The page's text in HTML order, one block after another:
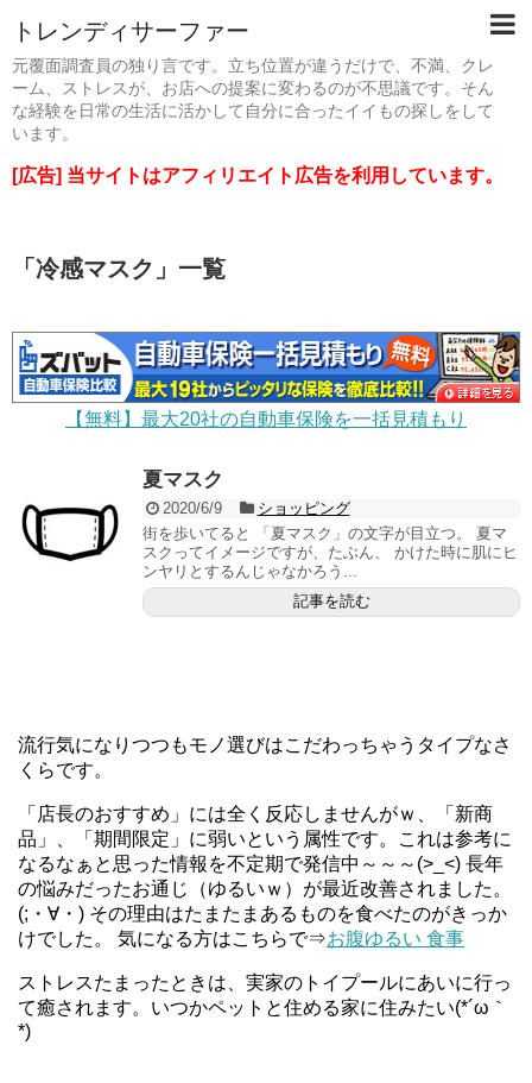
トレンディサーファー
元覆面調査員の独り言です。立ち位置が違うだけで、不満、クレ
ーム、ストレスが、お店への提案に変わるのが不思議です。そん
な経験を日常の生活に活かして自分に合ったイイもの探しをして
います。
[広告] 当サイトはアフィリエイト広告を利用しています。
「 冷感マスク 」 一覧
【無料】最大20社の自動車保険を一括見積もり
夏マスク
2020/6/9
ショッピング
街を歩いてると 「夏マスク」の文字が目立つ。 夏マ
スクってイメージですが、たぶん、 かけた時に肌にヒ
ンヤリとするんじゃなかろう...
記事を読む
流行気になりつつもモノ選びはこだわっちゃうタイプなさ
くらです。
「店長のおすすめ」には全く反応しませんがｗ、「新商
品」、「期間限定」に弱いという属性です。これは参考に
なるなぁと思った情報を不定期で発信中～～～(>_<) 長年
の悩みだったお通じ（ゆるいｗ）が最近改善されました。
(;・∀・) その理由はたまたまあるものを食べたのがきっか
けでした。 気になる方はこちらで⇒お腹ゆるい 食事
ストレスたまったときは、実家のトイプールにあいに行っ
て癒されます。いつかペットと住める家に住みたい(*´ω｀
*)